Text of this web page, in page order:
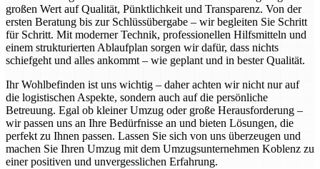
großen Wert auf Qualität, Pünktlichkeit und Transparenz. Von der
ersten Beratung bis zur Schlüssübergabe – wir begleiten Sie Schritt
für Schritt. Mit moderner Technik, professionellen Hilfsmitteln und
einem strukturierten Ablaufplan sorgen wir dafür, dass nichts
schiefgeht und alles ankommt – wie geplant und in bester Qualität.
Ihr Wohlbefinden ist uns wichtig – daher achten wir nicht nur auf
die logistischen Aspekte, sondern auch auf die persönliche
Betreuung. Egal ob kleiner Umzug oder große Herausforderung –
wir passen uns an Ihre Bedürfnisse an und bieten Lösungen, die
perfekt zu Ihnen passen. Lassen Sie sich von uns überzeugen und
machen Sie Ihren Umzug mit dem Umzugsunternehmen Koblenz zu
einer positiven und unvergesslichen Erfahrung.